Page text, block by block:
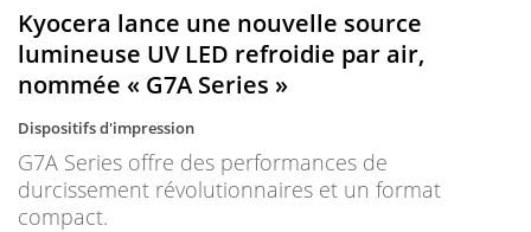
Kyocera lance une nouvelle source
lumineuse UV LED refroidie par air,
nommée « G7A Series »
Dispositifs d'impression
G7A Series offre des performances de
durcissement révolutionnaires et un format
compact.